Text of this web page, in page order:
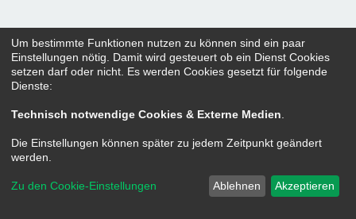
Um bestimmte Funktionen nutzen zu können sind ein paar
Einstellungen nötig. Damit wird gesteuert ob ein Dienst Cookies
setzen darf oder nicht. Es werden Cookies gesetzt für folgende
Dienste:
Technisch notwendige Cookies & Externe Medien
Die Einstellungen können später zu jedem Zeitpunkt geändert
werden.
Zu den Cookie-Einstellungen Ablehnen Akzeptieren